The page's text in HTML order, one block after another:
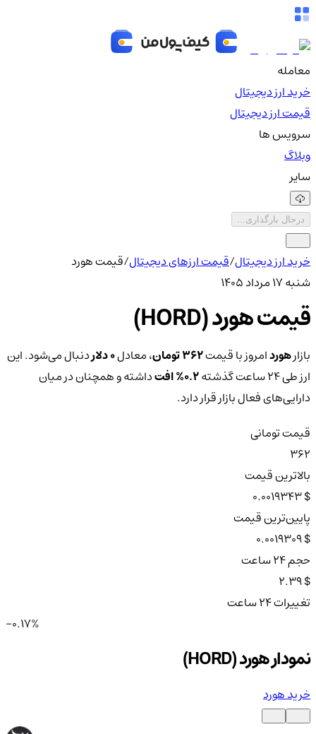
معامله
خرید ارز دیجیتال
قیمت ارز دیجیتال
سرویس ها
وبلاگ
سایر
درحال بارگذاری...
خرید ارز دیجیتال/قیمت ارزهای دیجیتال/قیمت هورد
شنبه ۱۷ مرداد ۱۴۰۵
قیمت هورد (HORD)
بازارهوردامروز با قیمت362 تومان ، معادل0 دلار
دنبال می‌شود. این
ارز طی ۲۴ ساعت گذشته
0.2% افتداشته و همچنان در میان
دارایی‌های فعال بازار قرار دارد.
قیمت تومانی
362
بالاترین قیمت
$ 0.0019343
پایین‌ترین قیمت
$ 0.0019309
حجم ۲۴ ساعت
$ 2.39
تغییرات ۲۴ ساعت
-0.17%
نمودار هورد (HORD)
خرید هورد